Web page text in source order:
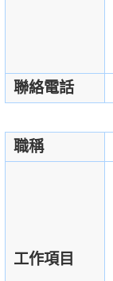
聯絡電話
職稱
工作項目